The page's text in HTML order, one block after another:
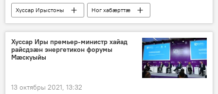
Хуссар Ирыстоны
Ног хабӕрттӕ
Спорт
Хуссар Иры премьер-министр хайад
райсдзӕн энергетикон форумы
Мӕскуыйы
13 октябры 2021, 13:32